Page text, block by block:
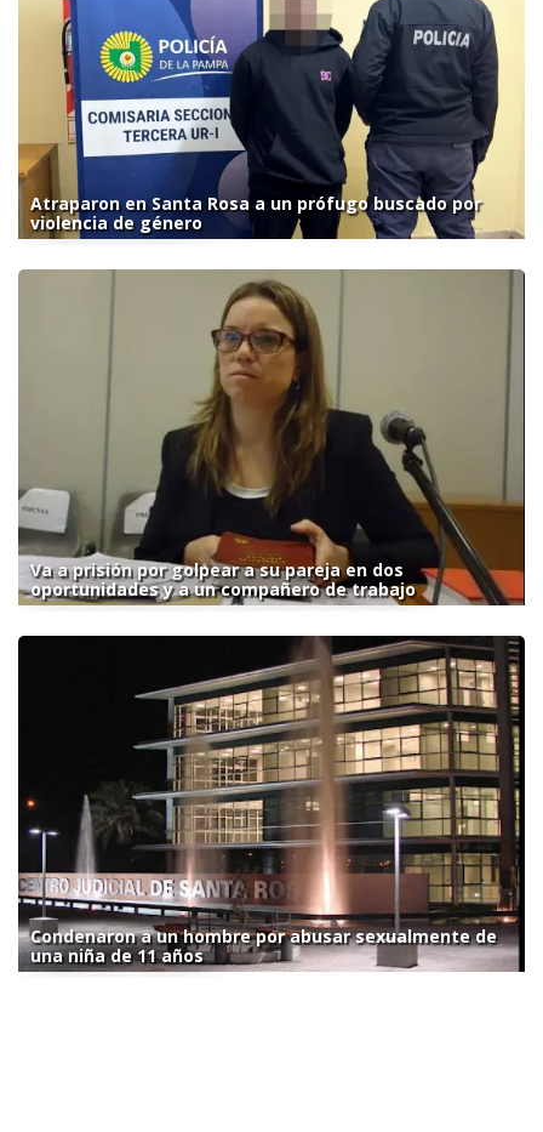
Atraparon en Santa Rosa a un prófugo buscado por
violencia de género
Va a prisión por golpear a su pareja en dos
oportunidades y a un compañero de trabajo
Condenaron a un hombre por abusar sexualmente de
una niña de 11 años